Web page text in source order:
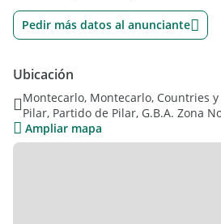
DESCRIPCIóN DEL INMUEBLE:
Living comedor con cocina integrada
Dos dormitorios con vestidor en el
Un baño.
El complejo dispone de reja
Pedir más datos al anunciante
Ubicación
Montecarlo, Montecarlo, Countries
Pilar, Partido de Pilar, G.B.A. Zona
Ampliar mapa